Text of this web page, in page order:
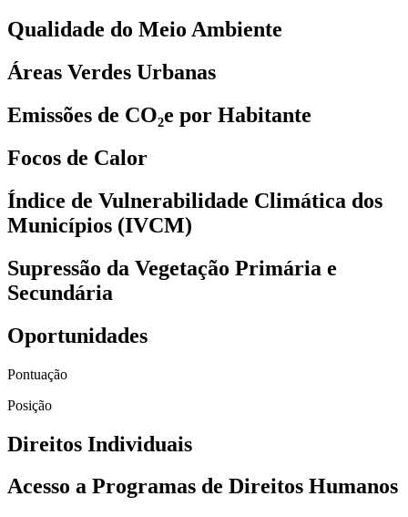
Qualidade do Meio Ambiente
Áreas Verdes Urbanas
Emissões de CO₂e por Habitante
Focos de Calor
Índice de Vulnerabilidade Climática dos
Municípios (IVCM)
Supressão da Vegetação Primária e
Secundária
Oportunidades
Pontuação
Posição
Direitos Individuais
Acesso a Programas de Direitos Humanos